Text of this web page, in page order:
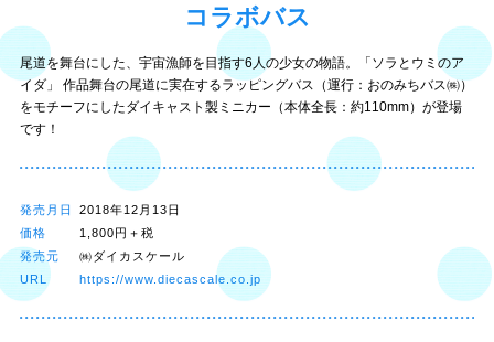
コラボバス
尾道を舞台にした、宇宙漁師を目指す6人の少女の物語。「ソラとウミのア
イダ」 作品舞台の尾道に実在するラッピングバス（運行：おのみちバス㈱）
をモチーフにしたダイキャスト製ミニカー（本体全長：約110mm）が登場
です！
発売月日
2018年12月13日
価格
1,800円＋税
発売元
㈱ダイカスケール
URL
https://www.diecascale.co.jp